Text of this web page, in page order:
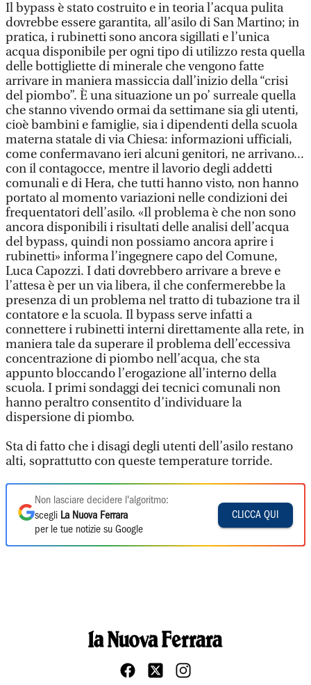
Il bypass è stato costruito e in teoria l’acqua pulita
dovrebbe essere garantita, all’asilo di San Martino; in
pratica, i rubinetti sono ancora sigillati e l’unica
acqua disponibile per ogni tipo di utilizzo resta quella
delle bottigliette di minerale che vengono fatte
arrivare in maniera massiccia dall’inizio della “crisi
del piombo”. È una situazione un po’ surreale quella
che stanno vivendo ormai da settimane sia gli utenti,
cioè bambini e famiglie, sia i dipendenti della scuola
materna statale di via Chiesa: informazioni ufficiali,
come confermavano ieri alcuni genitori, ne arrivano...
con il contagocce, mentre il lavorio degli addetti
comunali e di Hera, che tutti hanno visto, non hanno
portato al momento variazioni nelle condizioni dei
frequentatori dell’asilo. «Il problema è che non sono
ancora disponibili i risultati delle analisi dell’acqua
del bypass, quindi non possiamo ancora aprire i
rubinetti» informa l’ingegnere capo del Comune,
Luca Capozzi. I dati dovrebbero arrivare a breve e
l’attesa è per un via libera, il che confermerebbe la
presenza di un problema nel tratto di tubazione tra il
contatore e la scuola. Il bypass serve infatti a
connettere i rubinetti interni direttamente alla rete, in
maniera tale da superare il problema dell’eccessiva
concentrazione di piombo nell’acqua, che sta
appunto bloccando l’erogazione all’interno della
scuola. I primi sondaggi dei tecnici comunali non
hanno peraltro consentito d’individuare la
dispersione di piombo.
Sta di fatto che i disagi degli utenti dell’asilo restano
alti, soprattutto con queste temperature torride.
Non lasciare decidere l'algoritmo:
scegli La Nuova Ferrara
per le tue notizie su Google
CLICCA QUI